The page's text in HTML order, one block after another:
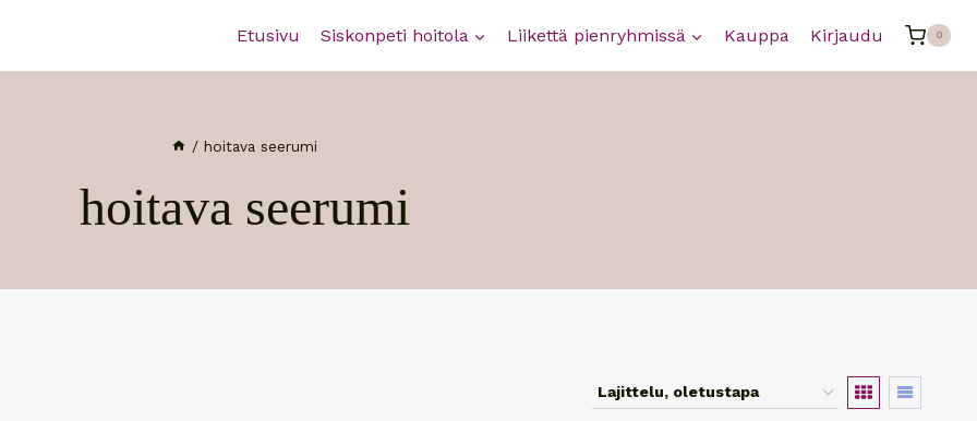
Etusivu Siskonpeti hoitola Liikettä pienryhmissä Kauppa Kirjaudu 0
/ hoitava seerumi
hoitava seerumi